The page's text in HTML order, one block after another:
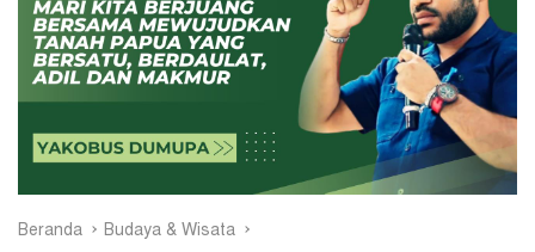
Beranda Budaya & Wisata